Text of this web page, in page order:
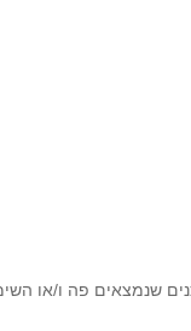
שנמצאים פה ו/או